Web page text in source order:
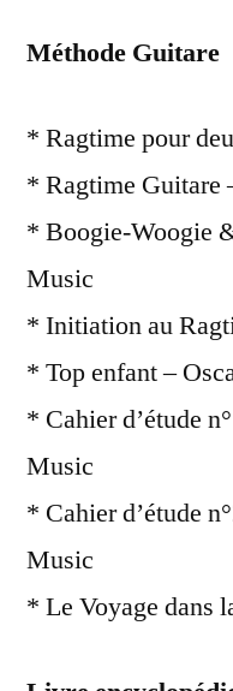
Méthode Guitare
* Ragtime pour
* Ragtime Guitare
* Boogie-Woogie
Music
* Initiation au
* Top enfant –
* Cahier d’étude
Music
* Cahier d’étude
Music
* Le Voyage dans